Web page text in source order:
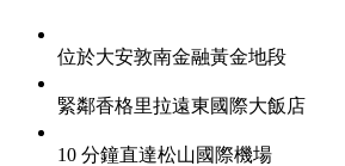
位於大安敦南金融黃金地段
緊鄰香格里拉遠東國際大飯店
10 分鐘直達松山國際機場